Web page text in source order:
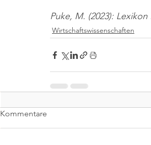
Puke, M. (2023):
Wirtschaftswissenschaften
Kommentare